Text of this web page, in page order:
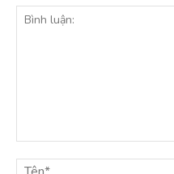
luận: